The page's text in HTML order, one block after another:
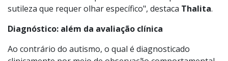
"A diferença está nos detalhes. Enquanto uma criança
intensos, crianças com X Frágil tendem a mostrar mais
sutileza que requer olhar específico", destacaThalita